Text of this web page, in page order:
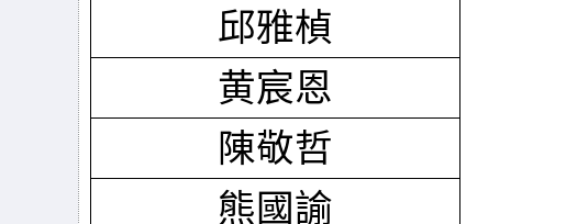
邱雅楨
黄宸恩
陳敬哲
熊國諭